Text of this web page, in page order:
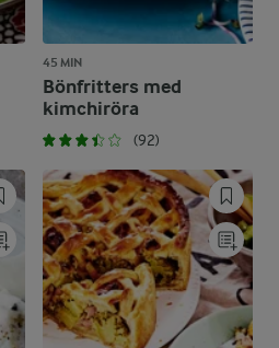
45 MIN
Bönfritters med
kimchiröra
(92)